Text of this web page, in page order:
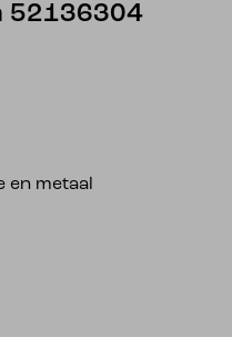
52136304
en metaal